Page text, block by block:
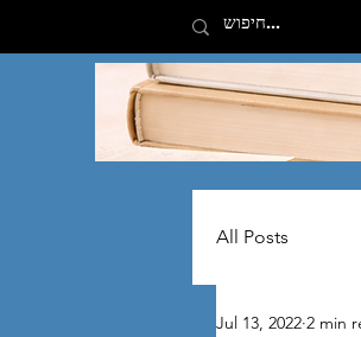
All Posts
Jul 13, 2022 2 min